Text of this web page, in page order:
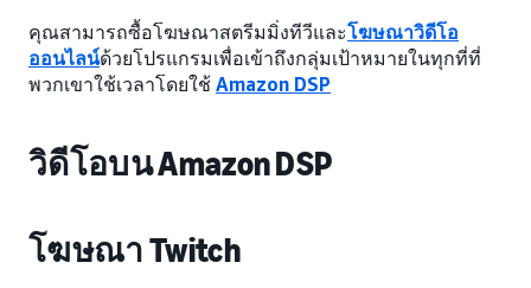
คุณสามารถซื้อโฆษณาสตรีมมิ่งทีวีและโฆษณาวิดีโอ
ออนไลน์ด้วยโปรแกรมเพื่อเข้าถึงกลุ่มเป้าหมายในทุกที่ที่
พวกเขาใช้เวลาโดยใช้ Amazon DSP
วิดีโอบน Amazon DSP
โฆษณา Twitch